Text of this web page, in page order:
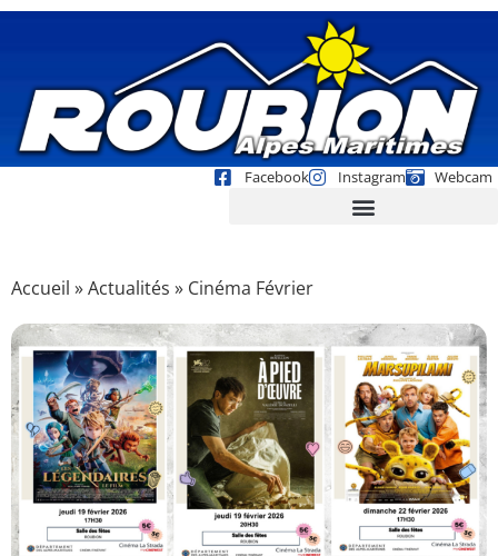
Facebook Instagram Webcam
Accueil »Actualités » Cinéma Février